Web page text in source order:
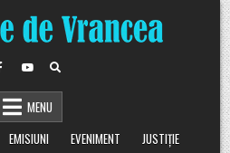
MENU
EMISIUNI EVENIMENT
JUSTIȚIE